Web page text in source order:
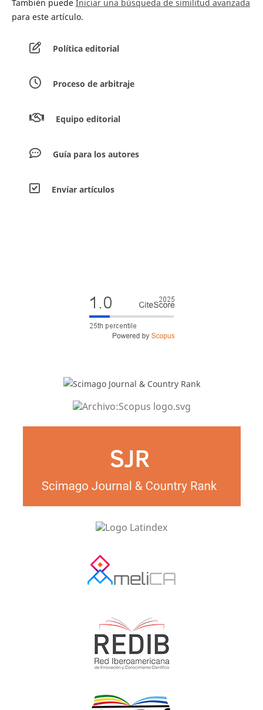
También puede Iniciar una búsqueda de similitud avanzada
para este artículo.
Política editorial
Proceso de arbitraje
Equipo editorial
Guía para los autores
Envíar artículos